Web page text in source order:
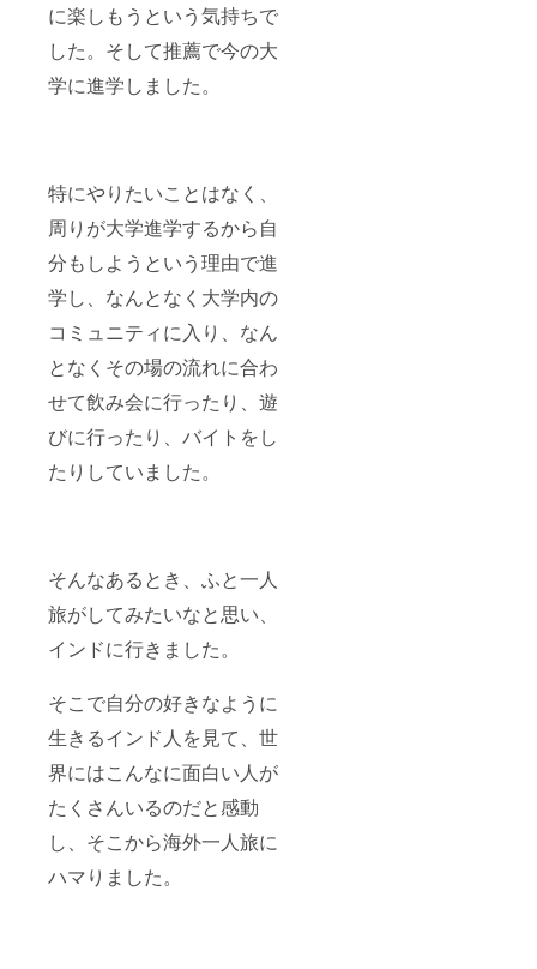
に楽しもうという気持ちで
した。そして推薦で今の大
学に進学しました。
特にやりたいことはなく、
周りが大学進学するから自
分もしようという理由で進
学し、なんとなく大学内の
コミュニティに入り、なん
となくその場の流れに合わ
せて飲み会に行ったり、遊
びに行ったり、バイトをし
たりしていました。
そんなあるとき、ふと一人
旅がしてみたいなと思い、
インドに行きました。
そこで自分の好きなように
生きるインド人を見て、世
界にはこんなに面白い人が
たくさんいるのだと感動
し、そこから海外一人旅に
ハマりました。